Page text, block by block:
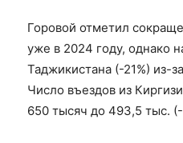
Горовой отметил
уже в 2024 году, однако
Таджикистана (-21%) из-
Число въездов из
650 тысяч до 493,5 тыс.